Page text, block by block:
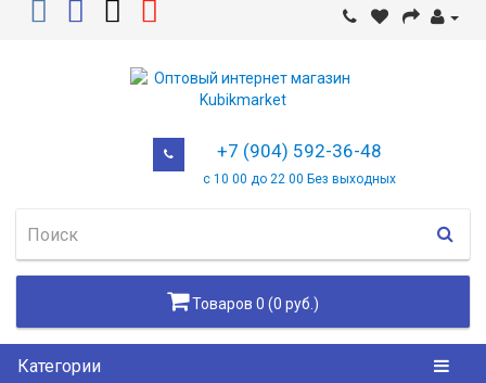
+7 (904) 592-36-48
с 10 00 до 22 00 Без выходных
Товаров 0 (0 руб.)
Категории